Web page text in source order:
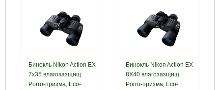
Бинокль Nikon Action EX
7x35 влагозазщищ.
Porro-призма, Eco-
Бинокль Nikon Action EX
8X40 влагозазщищ.
Porro-призма, Eco-